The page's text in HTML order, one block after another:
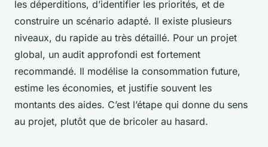
les déperditions, d’identifier les priorités, et de
construire un scénario adapté. Il existe plusieurs
niveaux, du rapide au très détaillé. Pour un projet
global, un audit approfondi est fortement
recommandé. Il modélise la consommation future,
estime les économies, et justifie souvent les
montants des aides. C’est l’étape qui donne du sens
au projet, plutôt que de bricoler au hasard.